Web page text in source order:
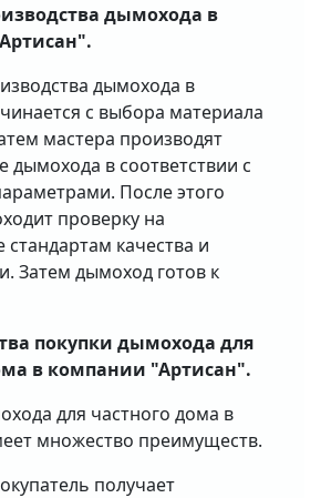
дымохода в
дымохода в
с выбора материала
мастера производят
дымохода в соответствии с
После этого
проверку на
стандартам качества и
Затем дымоход готов к
покупки дымохода для
в компании "Артисан".
для частного дома в
множество преимуществ.
получает